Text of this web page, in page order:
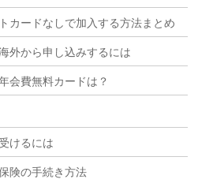
カードなしで加入する方法まとめ
外から申し込みするには
会費無料カードは？
けるには
険の手続き方法